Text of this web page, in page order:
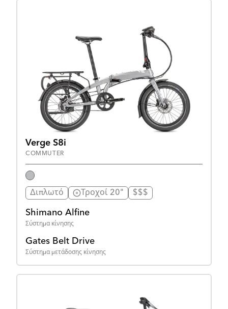
Verge S8i
COMMUTER
Διπλωτό Τροχοί 20" $$$
Shimano Alfine
Σύστημα κίνησης
Gates Belt Drive
Σύστημα μετάδοσης κίνησης